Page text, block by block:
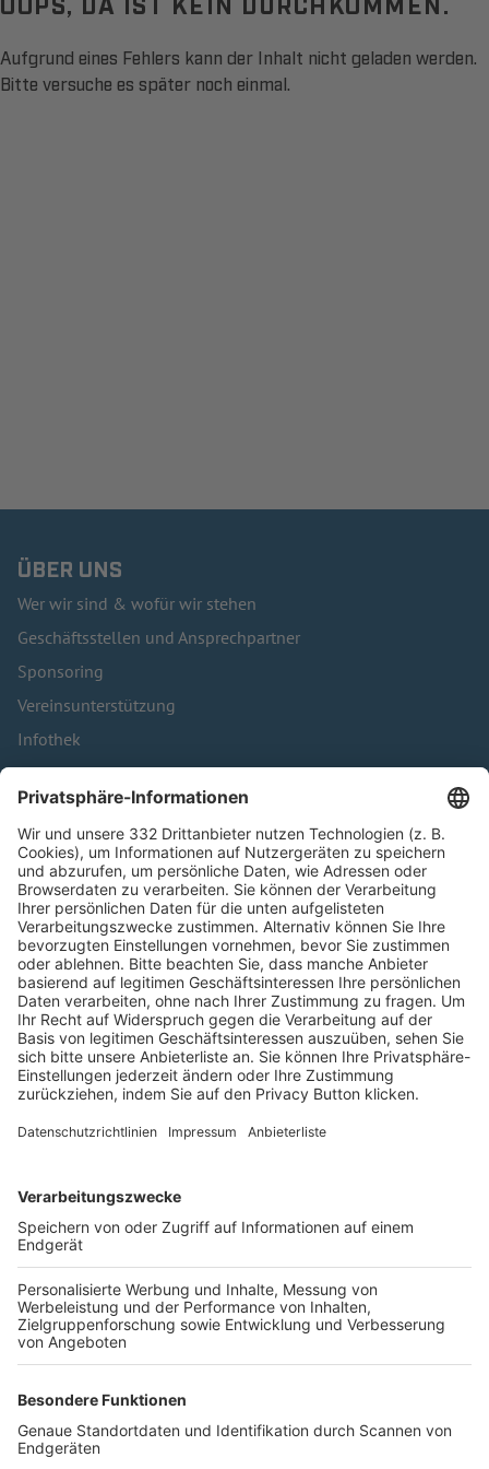
Aufgrund eines Fehlers kann der Inhalt nicht geladen werden.
Bitte versuche es später noch einmal.
ÜBER UNS
Wer wir sind & wofür wir stehen
Geschäftsstellen und Ansprechpartner
Sponsoring
Vereinsunterstützung
Infothek
Kontakt
HÄUFIG BESUCHTE SEITEN
Pässe und Vereinswechsel
Trainerausbildung
Schulungsangebot Vereinsmitarbeiter
BFV-Geschäftsstellen
Trainerbörse
Login SpielPlus
FOLGE DEM BFV
TOP-VEREINE
TOP-PARTNER